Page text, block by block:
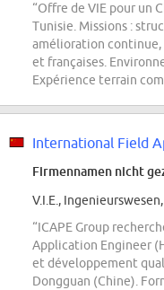
“Offre de VIE pour un
Tunisie. Missions :
amélioration continue,
et françaises.
Expérience terrain
International Field
Firmennamen nicht
V.I.E.,
“ICAPE Group
Application Engineer
et développement
Dongguan (Chine).